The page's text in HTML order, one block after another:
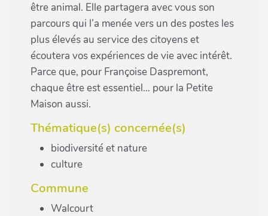
être animal. Elle partagera avec vous son
parcours qui l’a menée vers un des postes les
plus élevés au service des citoyens et
écoutera vos expériences de vie avec intérêt.
Parce que, pour Françoise Daspremont,
chaque être est essentiel… pour la Petite
Maison aussi.
Thématique(s) concernée(s)
biodiversité et nature
culture
Commune
Walcourt